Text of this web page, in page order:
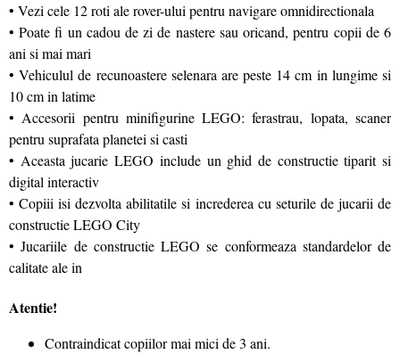
• Vezi cele 12 roti ale rover-ului pentru navigare omnidirectionala
• Poate fi un cadou de zi de nastere sau oricand, pentru copii de 6
ani si mai mari
• Vehiculul de recunoastere selenara are peste 14 cm in lungime si
10 cm in latime
• Accesorii pentru minifigurine LEGO: ferastrau, lopata, scaner
pentru suprafata planetei si casti
• Aceasta jucarie LEGO include un ghid de constructie tiparit si
digital interactiv
• Copiii isi dezvolta abilitatile si increderea cu seturile de jucarii de
constructie LEGO City
• Jucariile de constructie LEGO se conformeaza standardelor de
calitate ale in
Atentie!
Contraindicat copiilor mai mici de 3 ani.